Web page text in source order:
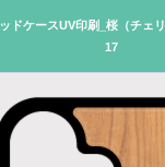
ドケースUV印刷_桜（チェ
17